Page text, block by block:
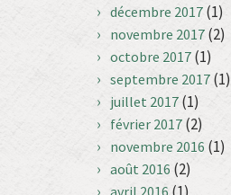
décembre 2017 (1)
novembre 2017 (2)
octobre 2017 (1)
septembre 2017 (1)
juillet 2017 (1)
février 2017 (2)
novembre 2016 (1)
août 2016 (2)
avril 2016